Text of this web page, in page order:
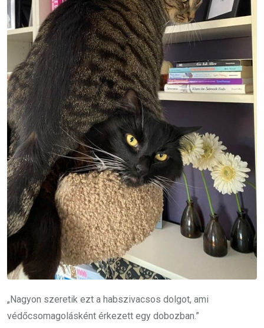
„Nagyon szeretik ezt a habszivacsos dolgot, ami
védőcsomagolásként érkezett egy dobozban.”